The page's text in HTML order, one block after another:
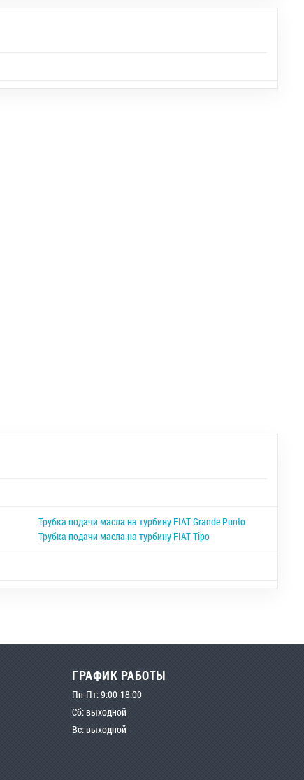
Трубка подачи масла на турбину FIAT Grande Punto
Трубка подачи масла на турбину FIAT Tipo
ГРАФИК РАБОТЫ
Пн-Пт: 9:00-18:00
Сб: выходной
Вс: выходной